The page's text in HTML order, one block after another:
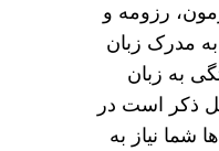
رزومه و
مدرک زبان
به زبان
ذکر است در
شما نیاز به